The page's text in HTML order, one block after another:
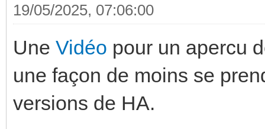
19/05/2025, 07:06:00
Une Vidéo pour un apercu
une façon de moins se
versions de HA.